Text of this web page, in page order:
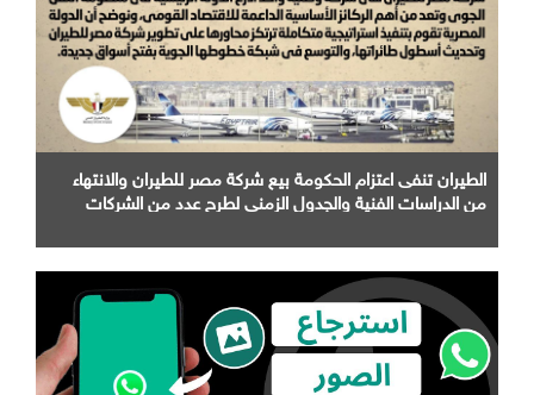
الطيران تنفى اعتزام الحكومة بيع شركة مصر للطيران والانتهاء
من الدراسات الفنية والجدول الزمني لطرح عدد من الشركات